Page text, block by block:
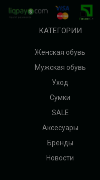
КАТЕГОРИИ
Женская обувь
Мужская обувь
Уход
Сумки
SALE
Аксесуары
Бренды
Новости